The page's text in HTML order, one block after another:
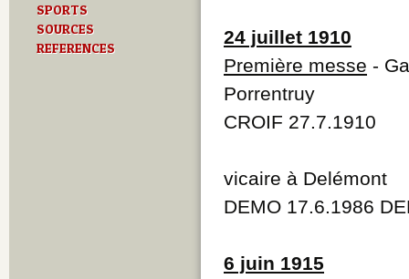
SPORTS
SOURCES
REFERENCES
24 juillet 1910
Première messe -
Porrentruy
CROIF 27.7.1910
vicaire à Delémont
DEMO 17.6.1986
6 juin 1915